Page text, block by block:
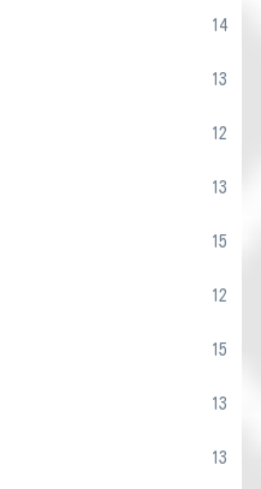
14
13
12
13
15
12
15
13
13